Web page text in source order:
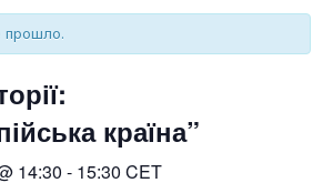
прошло.
країна”
14:30 - 15:30 CET